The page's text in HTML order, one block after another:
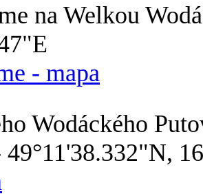
na Welkou
- mapa
Wodáckého